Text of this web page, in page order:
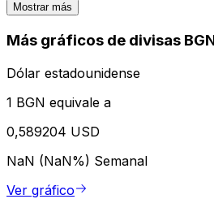
Mostrar más
Más gráficos de divisas
Dólar estadounidense
1 BGN equivale a
0,589204 USD
NaN (NaN%) Semanal
Ver gráfico